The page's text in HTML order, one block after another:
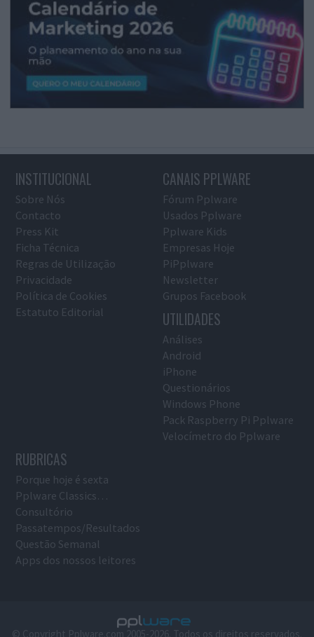
INSTITUCIONAL
Sobre Nós
Contacto
Press Kit
Ficha Técnica
Regras de Utilização
Privacidade
Política de Cookies
Estatuto Editorial
CANAIS PPLWARE
Fórum Pplware
Usados Pplware
Pplware Kids
Empresas Hoje
PiPplware
Newsletter
Grupos Facebook
UTILIDADES
Análises
Android
iPhone
Questionários
Windows Phone
Pack Raspberry Pi Pplware
Velocímetro do Pplware
RUBRICAS
Porque hoje é sexta
Pplware Classics…
Consultório
Passatempos/Resultados
Questão Semanal
Apps dos nossos leitores
© Copyright Pplware.com 2005-2026. Todos os direitos reservados.